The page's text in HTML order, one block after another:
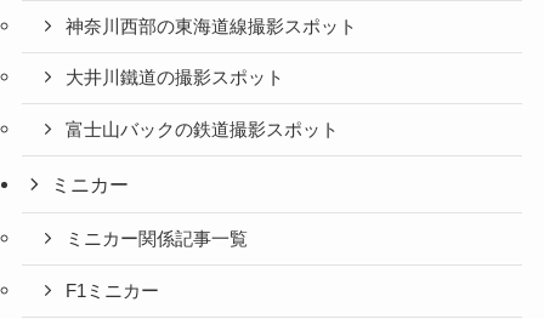
神奈川西部の東海道線撮影スポット
大井川鐵道の撮影スポット
富士山バックの鉄道撮影スポット
ミニカー
ミニカー関係記事一覧
F1ミニカー